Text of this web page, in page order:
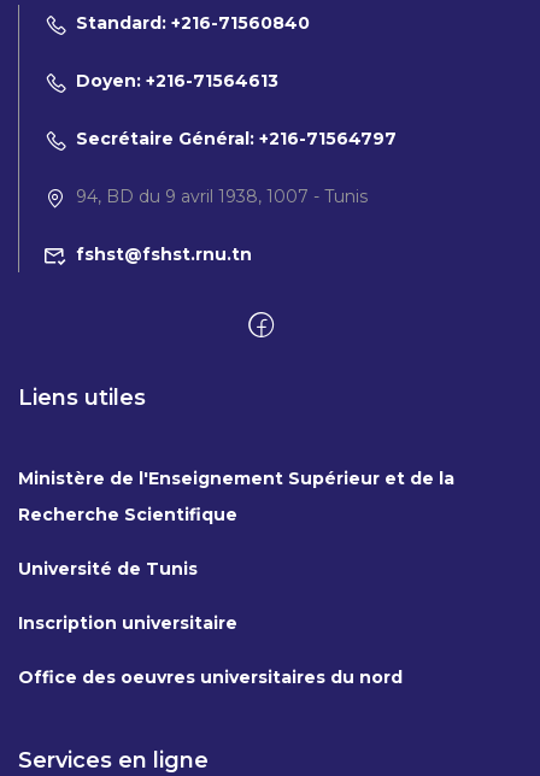
Standard: +216-71560840
Doyen: +216-71564613
Secrétaire Général: +216-71564797
94, BD du 9 avril 1938, 1007 - Tunis
fshst@fshst.rnu.tn
Liens utiles
Ministère de l'Enseignement Supérieur et de la
Recherche Scientifique
Université de Tunis
Inscription universitaire
Office des oeuvres universitaires du nord
Services en ligne